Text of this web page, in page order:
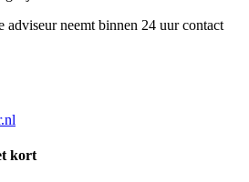
adviseur neemt binnen 24 uur contact
kort